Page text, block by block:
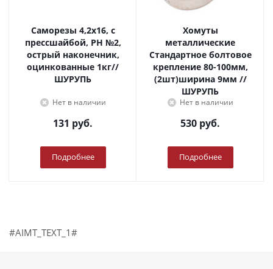
Саморезы 4,2х16, с
прессшайбой, PH №2,
острый наконечник,
оцинкованные 1кг//
ШУРУПЬ
Нет в наличии
131 руб.
Подробнее
Хомуты
металлические
Стандартное болтовое
крепление 80-100мм,
(2шт)ширина 9мм //
ШУРУПЬ
Нет в наличии
530 руб.
Подробнее
#AIMT_TEXT_1#